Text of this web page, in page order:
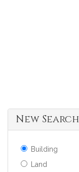
New Search
Building
Land